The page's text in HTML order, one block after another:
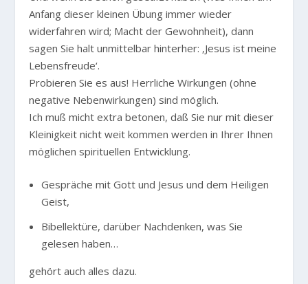
Anfang dieser kleinen Übung immer wieder
widerfahren wird; Macht der Gewohnheit), dann
sagen Sie halt unmittelbar hinterher: ‚Jesus ist meine
Lebensfreude‘.
Probieren Sie es aus! Herrliche Wirkungen (ohne
negative Nebenwirkungen) sind möglich.
Ich muß micht extra betonen, daß Sie nur mit dieser
Kleinigkeit nicht weit kommen werden in Ihrer Ihnen
möglichen spirituellen Entwicklung.
Gespräche mit Gott und Jesus und dem Heiligen
Geist,
Bibellektüre, darüber Nachdenken, was Sie
gelesen haben…
gehört auch alles dazu.